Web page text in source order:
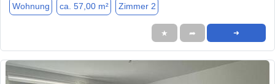
Wohnung ca. 57,00 m² Zimmer 2
★ ➦ ➜